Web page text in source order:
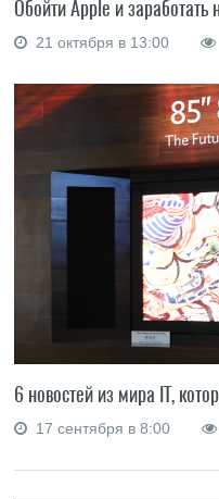
Обойти Apple и заработать
21 октября в 13:00
6 новостей из мира IT,
17 сентября в 8:00